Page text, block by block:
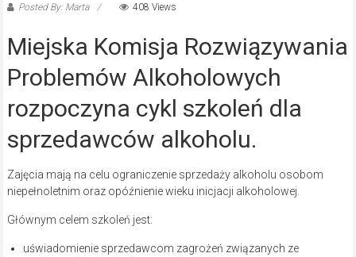
Posted By: Marta 408 Views
Miejska Komisja Rozwiązywania
Problemów Alkoholowych
rozpoczyna cykl szkoleń dla
sprzedawców alkoholu.
Zajęcia mają na celu ograniczenie sprzedaży alkoholu osobom
niepełnoletnim oraz opóźnienie wieku inicjacji alkoholowej.
Głównym celem szkoleń jest:
uświadomienie sprzedawcom zagrożeń związanych ze